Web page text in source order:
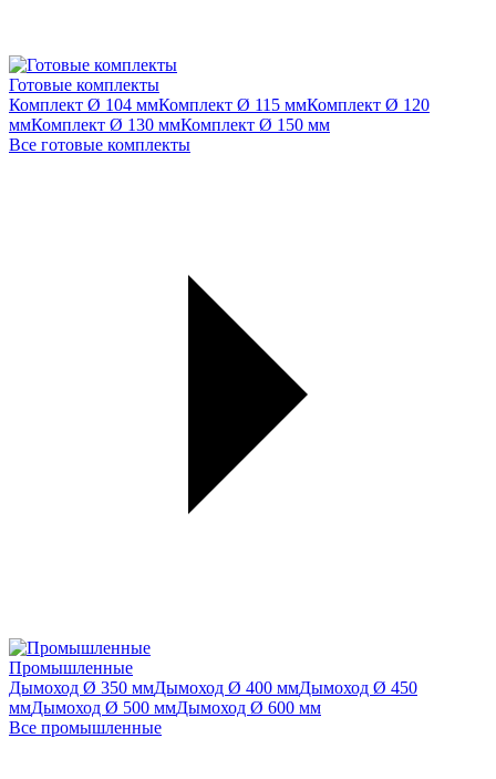
Готовые комплекты
Комплект Ø 104 ммКомплект Ø 115 ммКомплект Ø 120
ммКомплект Ø 130 ммКомплект Ø 150 мм
Все готовые комплекты
Промышленные
Дымоход Ø 350 ммДымоход Ø 400 ммДымоход Ø 450
ммДымоход Ø 500 ммДымоход Ø 600 мм
Все промышленные